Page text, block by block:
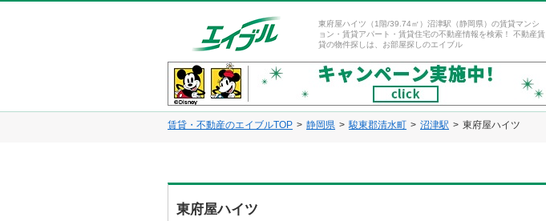
東府屋ハイツ（1階/39.74㎡）沼津駅（静岡県）の賃貸マンシ
ョン・賃貸アパート・賃貸住宅の不動産情報を検索！ 不動産賃
貸の物件探しは、お部屋探しのエイブル
賃貸・不動産のエイブルTOP 静岡県 駿東郡清水町 沼津駅 東府屋ハイツ
東府屋ハイツ